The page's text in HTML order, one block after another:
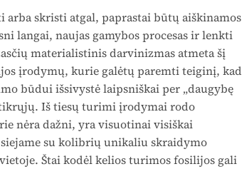
skristi atgal, paprastai būtų aiškinamos
langai, naujas gamybos procesas ir lenkti
materialistinis darvinizmas atmeta šį
įrodymų, kurie galėtų paremti teiginį, kad
būdui išsivystė laipsniškai per „daugybę
Iš tiesų turimi įrodymai rodo
nėra dažni, yra visuotinai visiškai
su kolibrių unikaliu skraidymo
Štai kodėl kelios turimos fosilijos gali